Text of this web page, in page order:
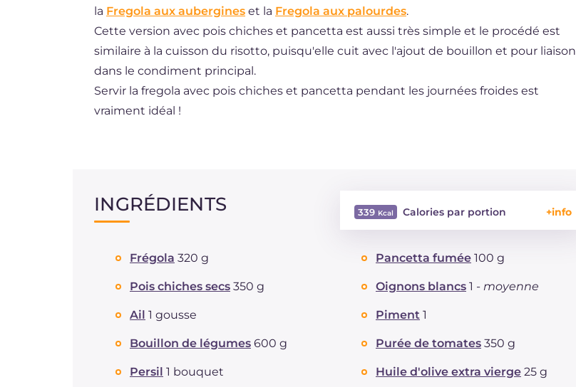
la Fregola aux aubergines et la Fregola aux palourdes.
Cette version avec pois chiches et pancetta est aussi très simple et le procédé est
similaire à la cuisson du risotto, puisqu'elle cuit avec l'ajout de bouillon et pour liaison
dans le condiment principal.
Servir la fregola avec pois chiches et pancetta pendant les journées froides est
vraiment idéal !
INGRÉDIENTS 339 Calories par portion
Glucides
Protéine
Graisses
Fibre
Cholestérol mg
Frégola 320 g Pancetta fumée 100 g
Pois chiches secs 350 g Oignons blancs 1 - moyenne
Ail 1 gousse Piment 1
Bouillon de légumes 600 g Purée de tomates 350 g
Persil 1 bouquet Huile d'olive extra vierge 25 g